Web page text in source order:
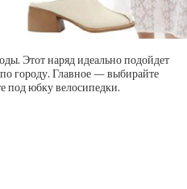
Этот наряд идеально подойдет
городу. Главное — выбирайте
под юбку велосипедки.